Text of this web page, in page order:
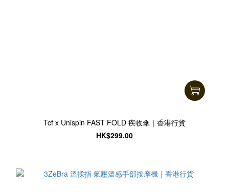
Tcf x Unispin FAST FOLD 疾收傘｜香港行貨
HK$299.00